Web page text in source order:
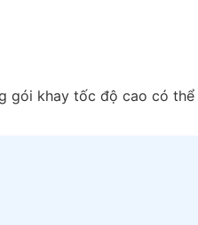
gói khay tốc độ cao có